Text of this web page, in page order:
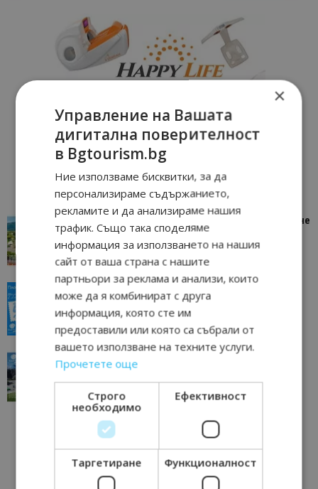
“Пощенска картичка от…”: Петрич – Изживяване
отвъд очакваното
Петрич 11/07/2026 11:22
“Пощенска картичка от…”: Пловдив, градът на
всички времена
Пловдив 23/06/2026 10:00
“Пощенска картичка от…”: Перник – град на
традициите, културата и вдъхновяващите...
17/06/2026 09:01
×
Управление на Вашата
дигитална поверителност
в Bgtourism.bg
Ние използваме бисквитки, за да
персонализираме съдържанието,
рекламите и да анализираме нашия
трафик. Също така споделяме
информация за използването на нашия
сайт от ваша страна с нашите
партньори за реклама и анализи, които
може да я комбинират с друга
информация, която сте им
предоставили или която са събрали от
вашето използване на техните услуги.
Прочетете още
Строго
необходимо
Ефективност
Таргетиране Функционалност